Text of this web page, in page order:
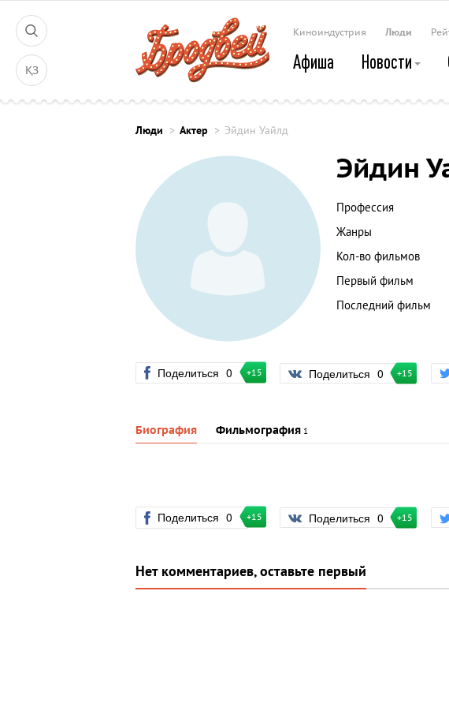
ҚЗ
Киноиндустрия Люди
Афиша Новости
Люди Актер Эйдин Уайлд
Эйдин
Профессия
Жанры
Кол-во фильмов
Первый фильм
Последний фильм
Поделиться 0 +15 Поделиться 0 +15
Биография Фильмография 1
Поделиться 0 +15 Поделиться 0 +15
Нет комментариев, оставьте первый